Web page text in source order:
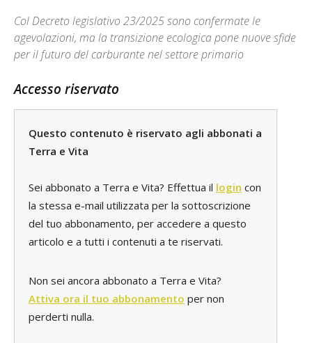
Col Decreto legislativo 23/2025 sono confermate le
agevolazioni, ma la transizione ecologica pone nuove sfide
per il futuro del carburante nel settore primario
Accesso riservato
Questo contenuto è riservato agli abbonati a
Terra e Vita
Sei abbonato a Terra e Vita? Effettua il login con
la stessa e-mail utilizzata per la sottoscrizione
del tuo abbonamento, per accedere a questo
articolo e a tutti i contenuti a te riservati.
Non sei ancora abbonato a Terra e Vita?
Attiva ora il tuo abbonamento per non
perderti nulla.